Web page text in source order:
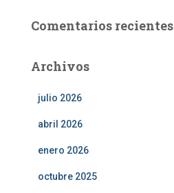
Comentarios recientes
Archivos
julio 2026
abril 2026
enero 2026
octubre 2025